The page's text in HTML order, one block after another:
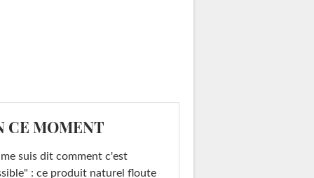
CE MOMENT
me suis dit comment c'est
: ce produit naturel floute